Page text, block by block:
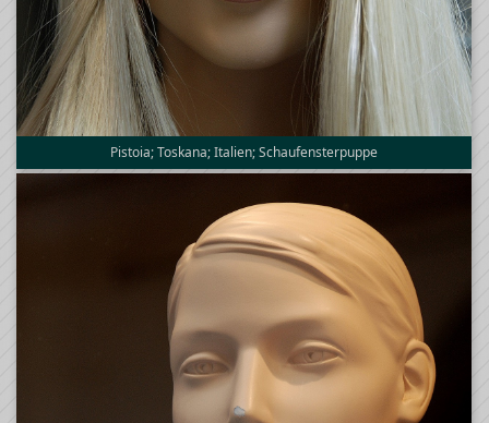
Pistoia; Toskana; Italien; Schaufensterpuppe